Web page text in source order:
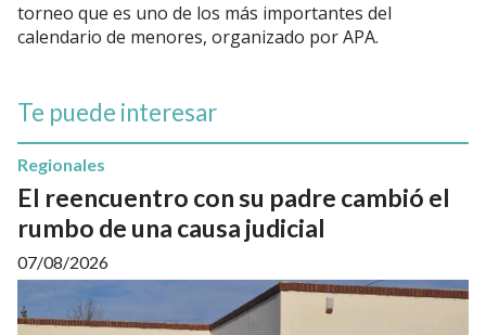
torneo que es uno de los más importantes del
calendario de menores, organizado por APA.
Te puede interesar
El reencuentro con su padre cambió el
rumbo de una causa judicial
Regionales
07/08/2026